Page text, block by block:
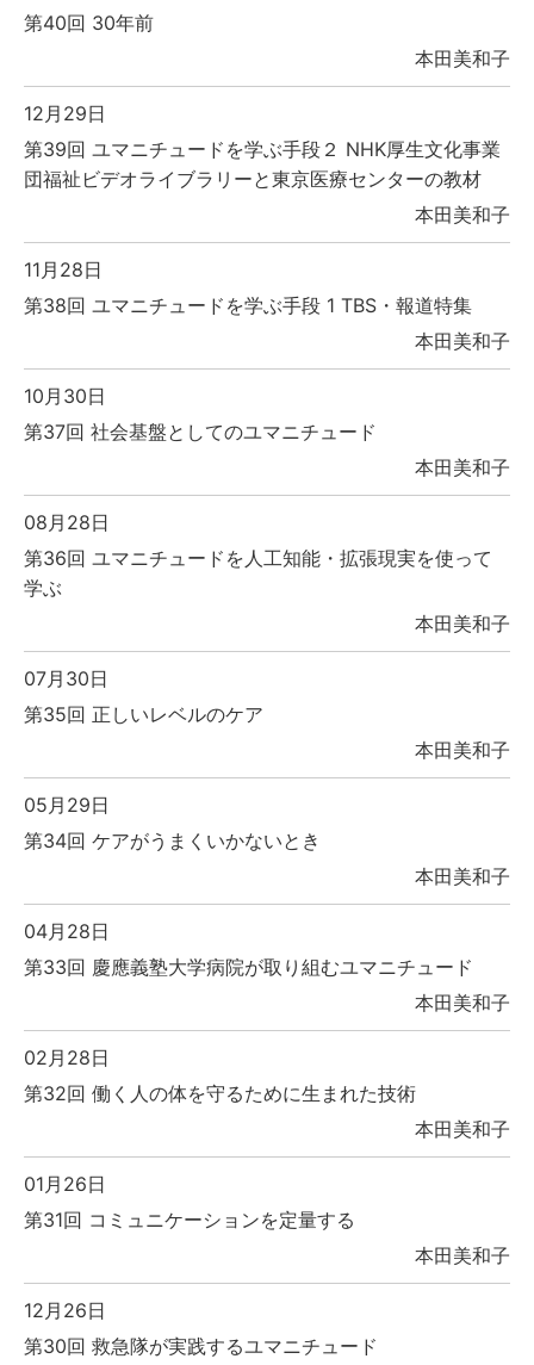
第40回 30年前
本田美和子
12月29日
第39回 ユマニチュードを学ぶ手段２ NHK厚生文化事業
団福祉ビデオライブラリーと東京医療センターの教材
本田美和子
11月28日
第38回 ユマニチュードを学ぶ手段 1 TBS・報道特集
本田美和子
10月30日
第37回 社会基盤としてのユマニチュード
本田美和子
08月28日
第36回 ユマニチュードを人工知能・拡張現実を使って
学ぶ
本田美和子
07月30日
第35回 正しいレベルのケア
本田美和子
05月29日
第34回 ケアがうまくいかないとき
本田美和子
04月28日
第33回 慶應義塾大学病院が取り組むユマニチュード
本田美和子
02月28日
第32回 働く人の体を守るために生まれた技術
本田美和子
01月26日
第31回 コミュニケーションを定量する
本田美和子
12月26日
第30回 救急隊が実践するユマニチュード